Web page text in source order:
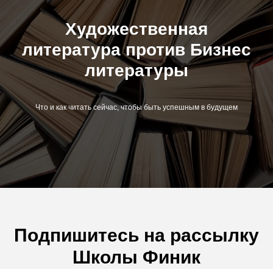
Художественная
литература против Бизнес
литературы
Что и как читать сейчас, чтобы быть успешным в будущем
Подпишитесь на рассылку
Школы Финик